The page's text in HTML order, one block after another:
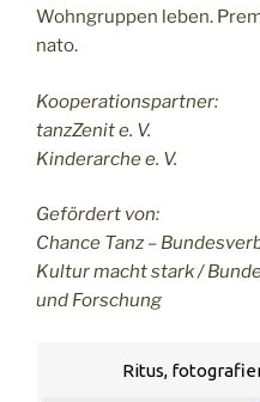
Wohngruppen leben.
nato.
Kooperationspartner:
tanzZenit e. V.
Kinderarche e. V.
Gefördert von:
Chance Tanz –
Kultur macht stark /
und Forschung
Ritus,